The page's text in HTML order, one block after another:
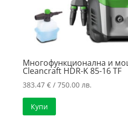
Многофункционална и
Cleancraft HDR-K 85-16 TF
383.47 €/ 750.00 лв.
Купи